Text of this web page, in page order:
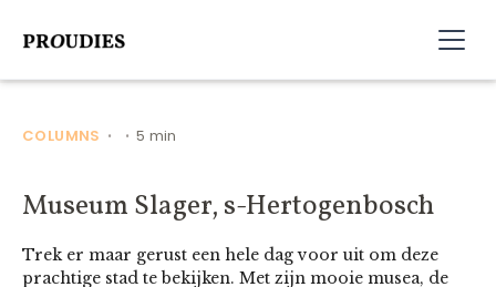
COLUMNS • • 5 min
Museum Slager, s-Hertogenbosch
Trek er maar gerust een hele dag voor uit om deze
prachtige stad te bekijken. Met zijn mooie musea, de